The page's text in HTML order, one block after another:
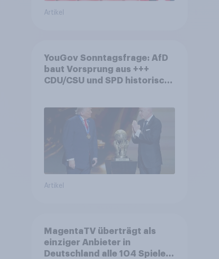
Artikel
YouGov Sonntagsfrage: AfD
baut Vorsprung aus +++
CDU/CSU und SPD historisch
Fußball-WM ohne Politik
Artikel
MagentaTV überträgt als
einziger Anbieter in
Deutschland alle 104 Spiele